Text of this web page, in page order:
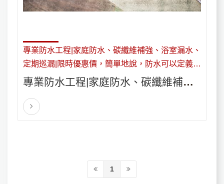
專業防水工程|家庭防水、碳纖維補強、浴室漏水、
定期巡漏|限時優惠價，簡單地說，防水可以定義為
將水轉移到預定位置。防水不能解決結構問題。
專業防水工程|家庭防水、碳纖維補
強、浴室漏水、定期巡漏|限時優惠
1